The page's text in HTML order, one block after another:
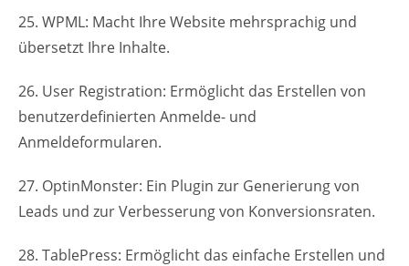
25. WPML: Macht Ihre Website mehrsprachig und
übersetzt Ihre Inhalte.
26. User Registration: Ermöglicht das Erstellen von
benutzerdefinierten Anmelde- und
Anmeldeformularen.
27. OptinMonster: Ein Plugin zur Generierung von
Leads und zur Verbesserung von Konversionsraten.
28. TablePress: Ermöglicht das einfache Erstellen und